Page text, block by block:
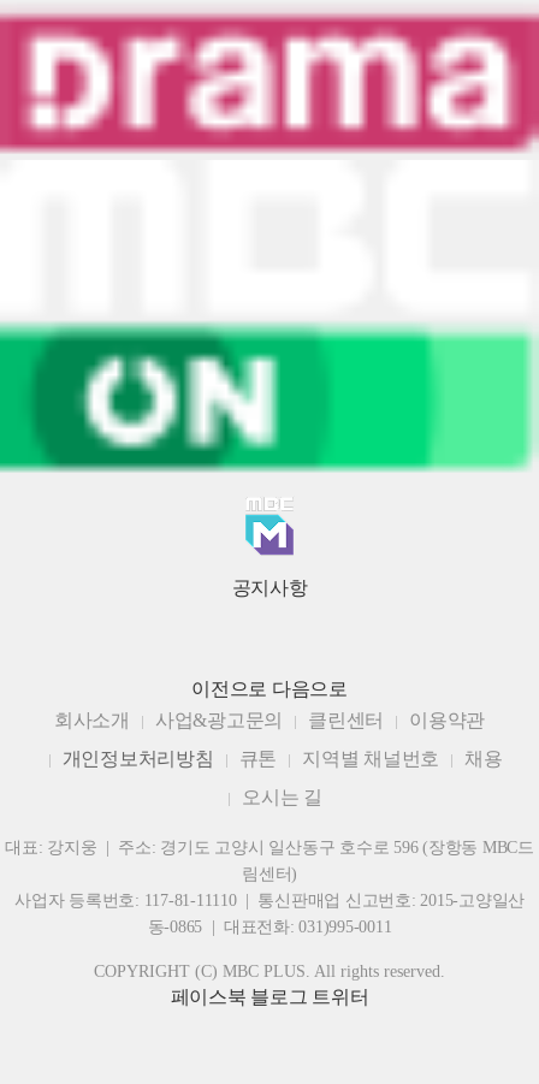
공지사항
이전으로 다음으로
회사소개
사업&광고문의 클린센터
이용약관
개인정보처리방침
큐톤 지역별 채널번호
채용
오시는 길
대표: 강지웅 | 주소: 경기도 고양시 일산동구 호수로 596 (장항동 MBC드
림센터)
사업자 등록번호: 117-81-11110 | 통신판매업 신고번호: 2015-고양일산
동-0865 | 대표전화: 031)995-0011
COPYRIGHT (C) MBC PLUS. All rights reserved.
페이스북 블로그 트위터